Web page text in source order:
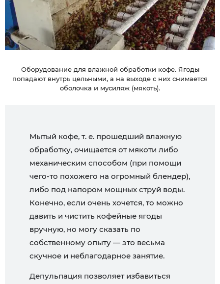
Оборудование для влажной обработки кофе. Ягоды
попадают внутрь цельными, а на выходе с них снимается
оболочка и мусиляж (мякоть).
Мытый кофе, т. е. прошедший влажную
обработку, очищается от мякоти либо
механическим способом (при помощи
чего-то похожего на огромный блендер),
либо под напором мощных струй воды.
Конечно, если очень хочется, то можно
давить и чистить кофейные ягоды
вручную, но могу сказать по
собственному опыту — это весьма
скучное и неблагодарное занятие.
Депульпация позволяет избавиться